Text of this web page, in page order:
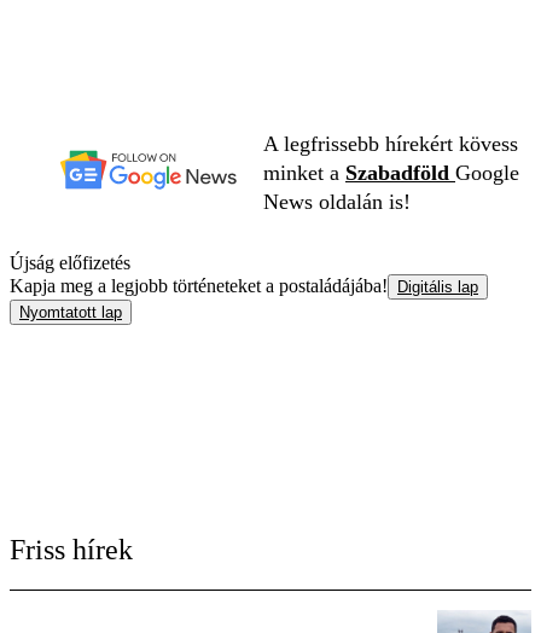
A legfrissebb hírekért kövess
minket a Szabadföld Google
News oldalán is!
Újság előfizetés
Kapja meg a legjobb történeteket a postaládájába!
Digitális lap
Nyomtatott lap
Friss hírek